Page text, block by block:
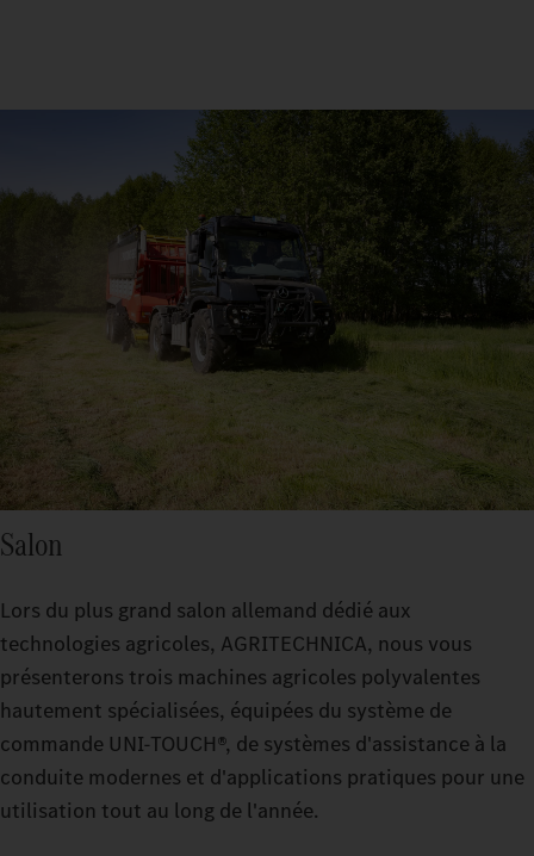
Salon
Lors du plus grand salon allemand dédié aux
technologies agricoles, AGRITECHNICA, nous vous
présenterons trois machines agricoles polyvalentes
hautement spécialisées, équipées du système de
commande UNI-TOUCH®, de systèmes d'assistance à la
conduite modernes et d'applications pratiques pour une
utilisation tout au long de l'année.